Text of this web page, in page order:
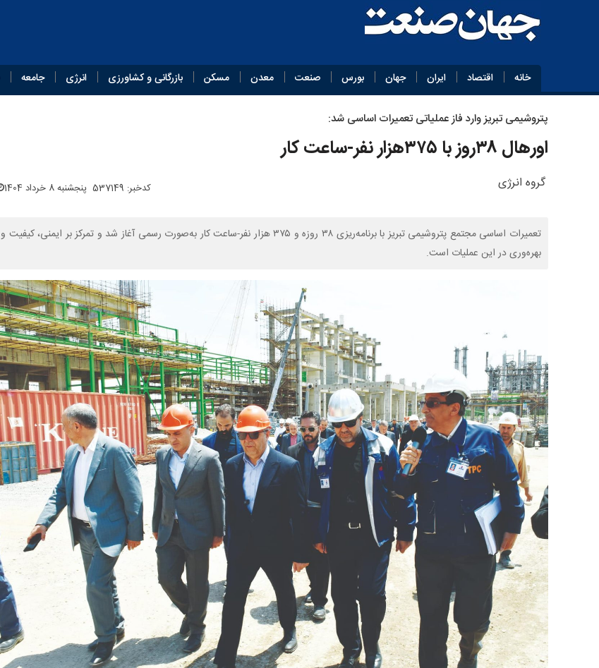
خانه اقتصاد ایران جهان بورس صنعت معدن مسکن بازرگانی و کشاورزی انرژی جامعه
پتروشیمی تبریز وارد فاز عملیاتی تعمیرات اساسی شد:
اورهال ۳۸روز با ۳۷۵‌هزار نفر-ساعت کار
گروه انرژی کدخبر: 537149 پنجشنبه 8 خرداد 1404
تعمیرات اساسی مجتمع پتروشیمی تبریز با برنامه‌ریزی ۳۸ روزه و ۳۷۵ هزار نفر-ساعت کار به‌صورت رسمی آغاز شد و تمرکز بر ایمنی، کیفیت و
بهره‌وری در این عملیات است.